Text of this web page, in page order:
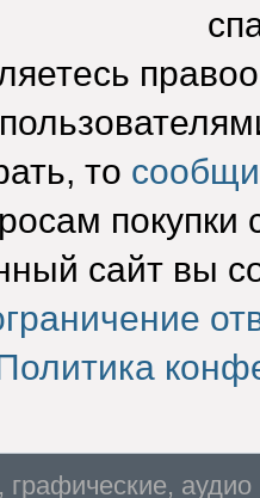
то
покупки
сайт вы
графические,